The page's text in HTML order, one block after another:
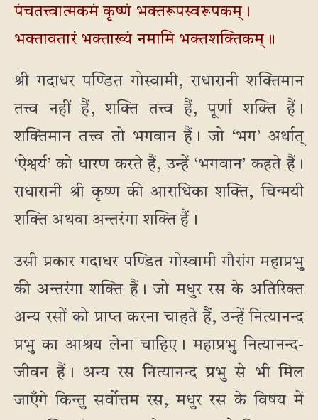
पंचतत्त्वात्मकमं कृष्णं भक्तरूपस्वरूपकम्।
भक्तावतारं भक्ताख्यं नमामि भक्तशक्तिकम्॥
श्री गदाधर पण्डित गोस्वामी, राधारानी शक्तिमान
तत्त्व नहीं हैं, शक्ति तत्त्व हैं, पूर्णा शक्ति हैं।
शक्तिमान तत्त्व तो भगवान हैं। जो ‘भग’ अर्थात्
‘ऐश्वर्य’ को धारण करते हैं, उन्हें ‘भगवान’ कहते हैं।
राधारानी श्री कृष्ण की आराधिका शक्ति, चिन्मयी
शक्ति अथवा अन्तरंगा शक्ति हैं।
उसी प्रकार गदाधर पण्डित गोस्वामी गौरांग महाप्रभु
की अन्तरंगा शक्ति हैं। जो मधुर रस के अतिरिक्त
अन्य रसों को प्राप्त करना चाहते हैं, उन्हें नित्यानन्द
प्रभु का आश्रय लेना चाहिए। महाप्रभु नित्यानन्द-
जीवन हैं। अन्य रस नित्यानन्द प्रभु से भी मिल
जाएँगे किन्तु सर्वोत्तम रस, मधुर रस के विषय में